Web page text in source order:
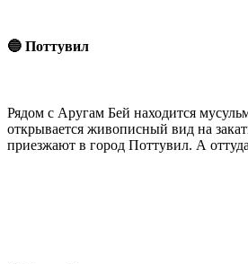
🔵 Поттувил
Рядом с Аругам Бей находится
открывается живописный вид на
приезжают в город Поттувил. А